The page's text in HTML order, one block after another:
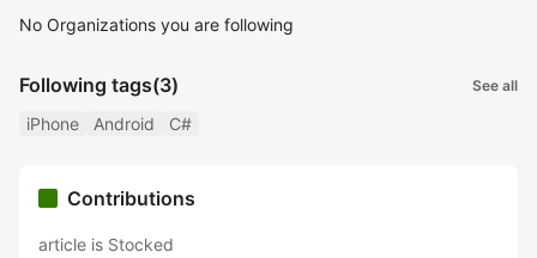
No Organizations you are following
Following tags(3) See all
iPhone Android C#
Contributions
article is Stocked